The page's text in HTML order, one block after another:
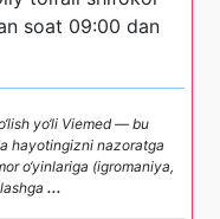
soat 09:00 dan
yo‘li Viemed — bu
hayotingizni nazoratga
o‘yinlariga (igromaniya,
...